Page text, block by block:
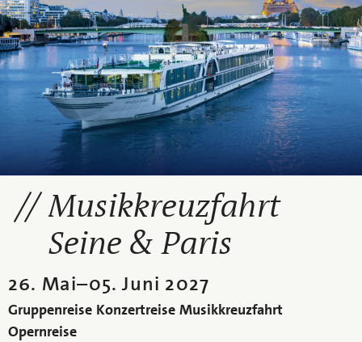
Musikkreuzfahrt
Seine & Paris
26. Mai–05. Juni 2027
Gruppenreise Konzertreise Musikkreuzfahrt
Opernreise